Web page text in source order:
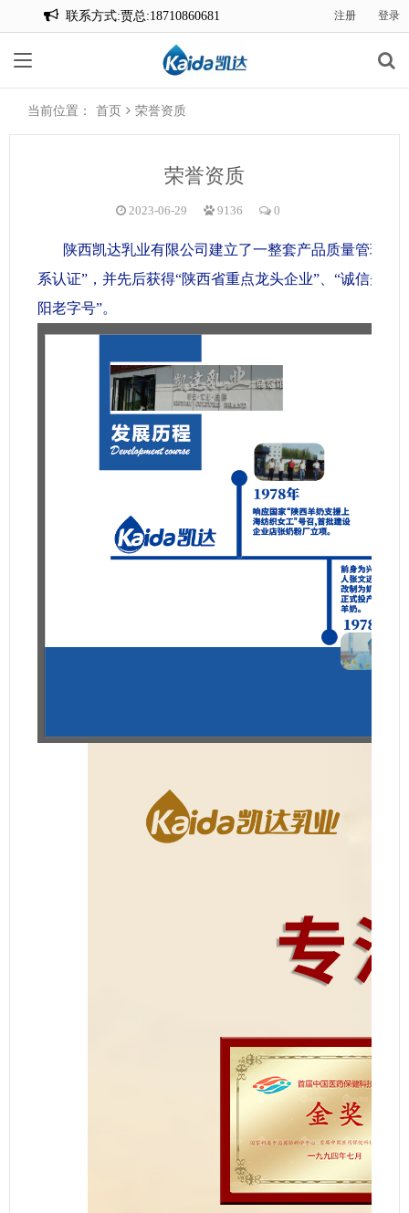
联系方式:贾总:18710860681
联系方式:贾总:18710860681
注册 登录
当前位置： 首页 荣誉资质
荣誉资质
2023-06-29 9136 0
陕西凯达乳业有限公司建立了一整套产品质量管理的
系认证”，并先后获得“陕西省重点龙头企业”、“诚信先进
阳老字号”。